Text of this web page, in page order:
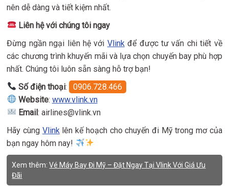
nên dễ dàng và tiết kiệm nhất.
Liên hệ với chúng tôi ngay
Đừng ngần ngại liên hệ với Vlinkđể được tư vấn chi tiết về
các chương trình khuyến mãi và lựa chọn chuyến bay phù hợp
nhất. Chúng tôi luôn sẵn sàng hỗ trợ bạn!
Số điện thoại:
0906.728.466
Website: www.vlink.vn
Email: airlines@vlink.vn
Hãy cùng Vlinklên kế hoạch cho chuyến đi Mỹ trong mơ của
bạn ngay hôm nay!
Xem thêm:Vé Máy Bay Đi Mỹ – Đặt Ngay Tại Vlink Với Giá Ưu
Đãi